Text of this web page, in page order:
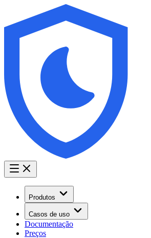
Produtos
Casos de uso
Documentação
Preços